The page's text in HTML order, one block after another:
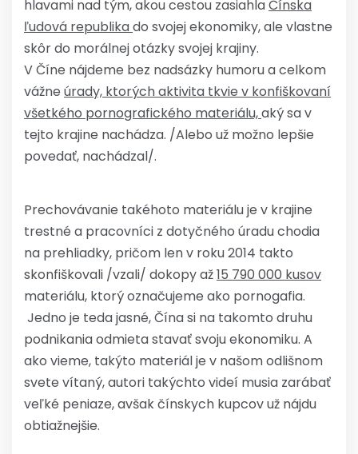
hlavami nad tým, akou cestou zasiahlaČínska
ľudová republikado svojej ekonomiky, ale vlastne
skôr do morálnej otázky svojej krajiny.
V Číne nájdeme bez nadsázky humoru a celkom
vážne úrady, ktorých aktivita tkvie v konfiškovaní
všetkého pornografického materiálu,aký sa v
tejto krajine nachádza. /Alebo už možno lepšie
povedať, nachádzal/.
Prechovávanie takéhoto materiálu je v krajine
trestné a pracovníci z dotyčného úradu chodia
na prehliadky, pričom len v roku 2014 takto
skonfiškovali /vzali/ dokopy až15 790 000 kusov
materiálu, ktorý označujeme ako pornogafia.
Jedno je teda jasné, Čína si na takomto druhu
podnikania odmieta stavať svoju ekonomiku. A
ako vieme, takýto materiál je v našom odlišnom
svete vítaný, autori takýchto videí musia zarábať
veľké peniaze, avšak čínskych kupcov už nájdu
obtiažnejšie.